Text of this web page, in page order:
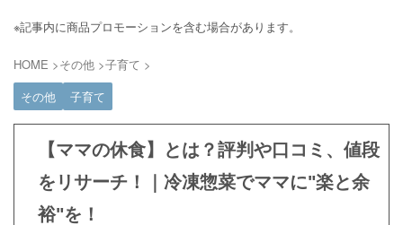
※記事内に商品プロモーションを含む場合があります。
HOME >その他 >子育て >
その他
子育て
【ママの休食】とは？評判や口コミ、値段
をリサーチ！｜冷凍惣菜でママに"楽と余
裕"を！